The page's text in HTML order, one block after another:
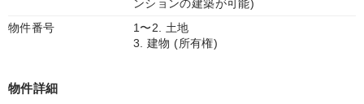
ンションの建築が可能)
物件番号
1〜2. 土地
3. 建物 (所有権)
物件詳細